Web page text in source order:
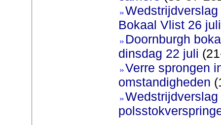
Bokaal Vlist 26
Doornburgh
dinsdag 22 juli
Verre sprongen
omstandigheden